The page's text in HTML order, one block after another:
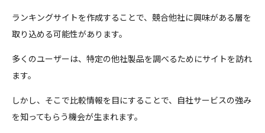
ランキングサイトを作成することで、競合他社に興味がある層を
取り込める可能性があります。
多くのユーザーは、特定の他社製品を調べるためにサイトを訪れ
ます。
しかし、そこで比較情報を目にすることで、自社サービスの強み
を知ってもらう機会が生まれます。